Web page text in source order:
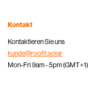
Kontakt
Kontaktieren Sie uns
kunde@roofit.solar
Mon-Fri 9am - 5pm (GMT+1)